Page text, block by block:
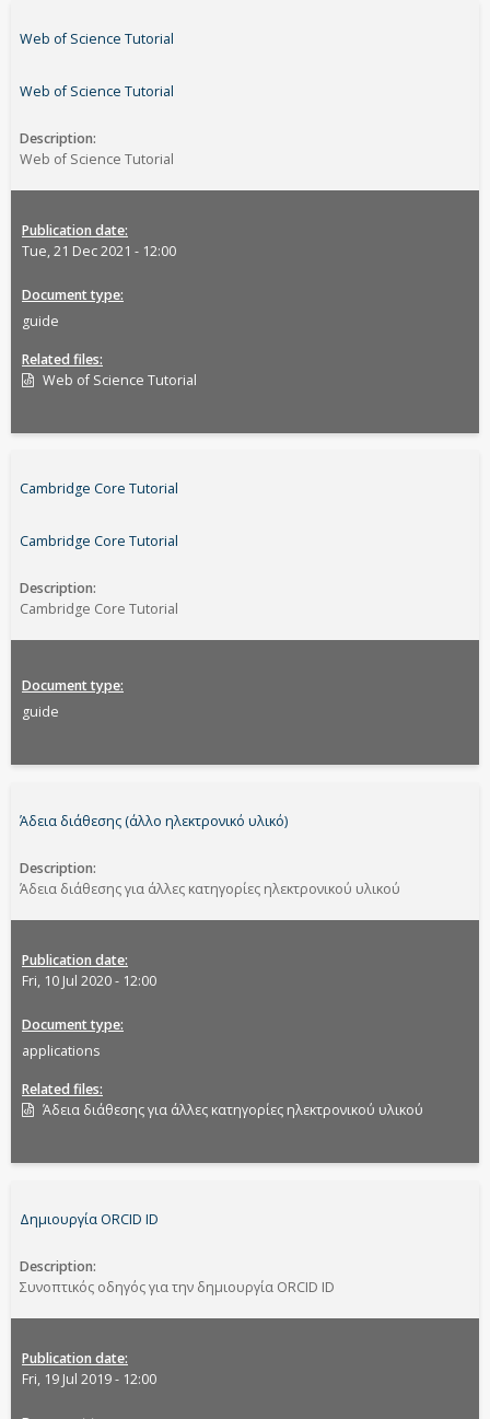
Web of Science Tutorial
Web of Science Tutorial
Description
Web of Science Tutorial
Publication date
Tue, 21 Dec 2021 - 12:00
Document type
guide
Related files
Web of Science Tutorial
Cambridge Core Tutorial
Cambridge Core Tutorial
Description
Cambridge Core Tutorial
Document type
guide
Άδεια διάθεσης (άλλο ηλεκτρονικό υλικό)
Description
Άδεια διάθεσης για άλλες κατηγορίες ηλεκτρονικού υλικού
Publication date
Fri, 10 Jul 2020 - 12:00
Document type
applications
Related files
Άδεια διάθεσης για άλλες κατηγορίες ηλεκτρονικού υλικού
Δημιουργία ORCID ID
Description
Συνοπτικός οδηγός για την δημιουργία ORCID ID
Publication date
Fri, 19 Jul 2019 - 12:00